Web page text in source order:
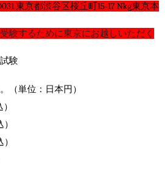
東京都渋谷区桜丘町15-17 Nkg東京本
験するために東京にお越しいただく
験
（単位：日本円）